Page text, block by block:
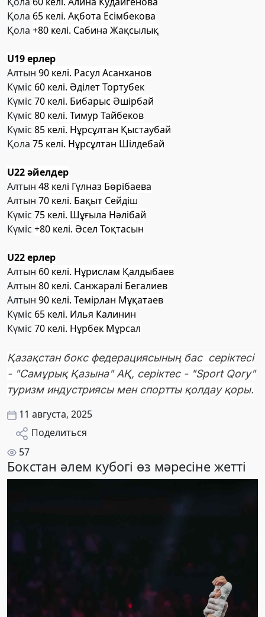
Қола 65 келі. Ақбота Есімбекова
Қола +80 келі. Сабина Жақсылық
U19 ерлер
Алтын 90 келі. Расул Асанханов
Күміс 60 келі. Әділет Тортубек
Күміс 70 келі. Бибарыс Әшірбай
Күміс 80 келі. Тимур Тайбеков
Күміс 85 келі. Нұрсұлтан Қыстаубай
Қола 75 келі. Нұрсұлтан Шілдебай
U22 әйелдер
Алтын 48 келі Гүлназ Бөрібаева
Алтын 70 келі. Бақыт Сейдіш
Күміс 75 келі. Шұғыла Нәлібай
Күміс +80 келі. Әсел Тоқтасын
U22 ерлер
Алтын 60 келі. Нұрислам Қалдыбаев
Алтын 80 келі. Санжарәлі Бегалиев
Алтын 90 келі. Темірлан Мұқатаев
Күміс 65 келі. Илья Калинин
Күміс 70 келі. Нұрбек Мұрсал
Қазақстан бокс федерациясының бас серіктесі
- "Самұрық Қазына" АҚ, серіктес - "Sport Qory"
туризм индустриясы мен спортты қолдау қоры.
11 августа, 2025
Поделиться
57
Бокстан әлем кубогі өз мәресіне жетті